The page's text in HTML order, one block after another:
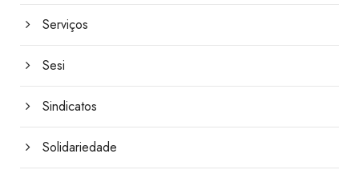
Serviços
Sesi
Sindicatos
Solidariedade